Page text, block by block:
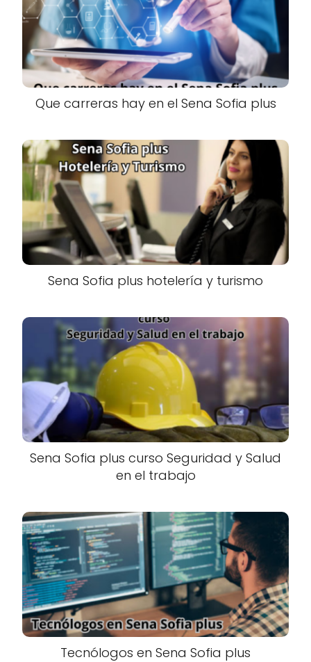
Que carreras hay en el Sena Sofia plus
Sena Sofia plus hotelería y turismo
Sena Sofia plus curso Seguridad y Salud
en el trabajo
Tecnólogos en Sena Sofia plus